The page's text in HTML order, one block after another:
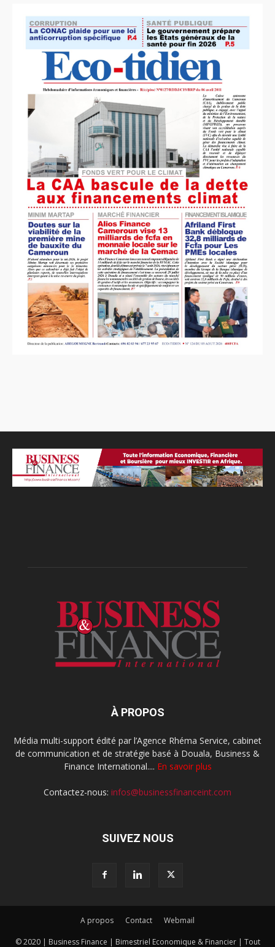
À PROPOS
Média multi-support édité par l’Agence Rhéma Service, cabinet
de communication et de stratégie basé à Douala, Business &
Finance International.... En savoir plus
Contactez-nous: infos@businessfinanceint.com
SUIVEZ NOUS
A propos Contact Webmail
© 2020 | Business Finance | Bimestriel Economique & Financier | Tout